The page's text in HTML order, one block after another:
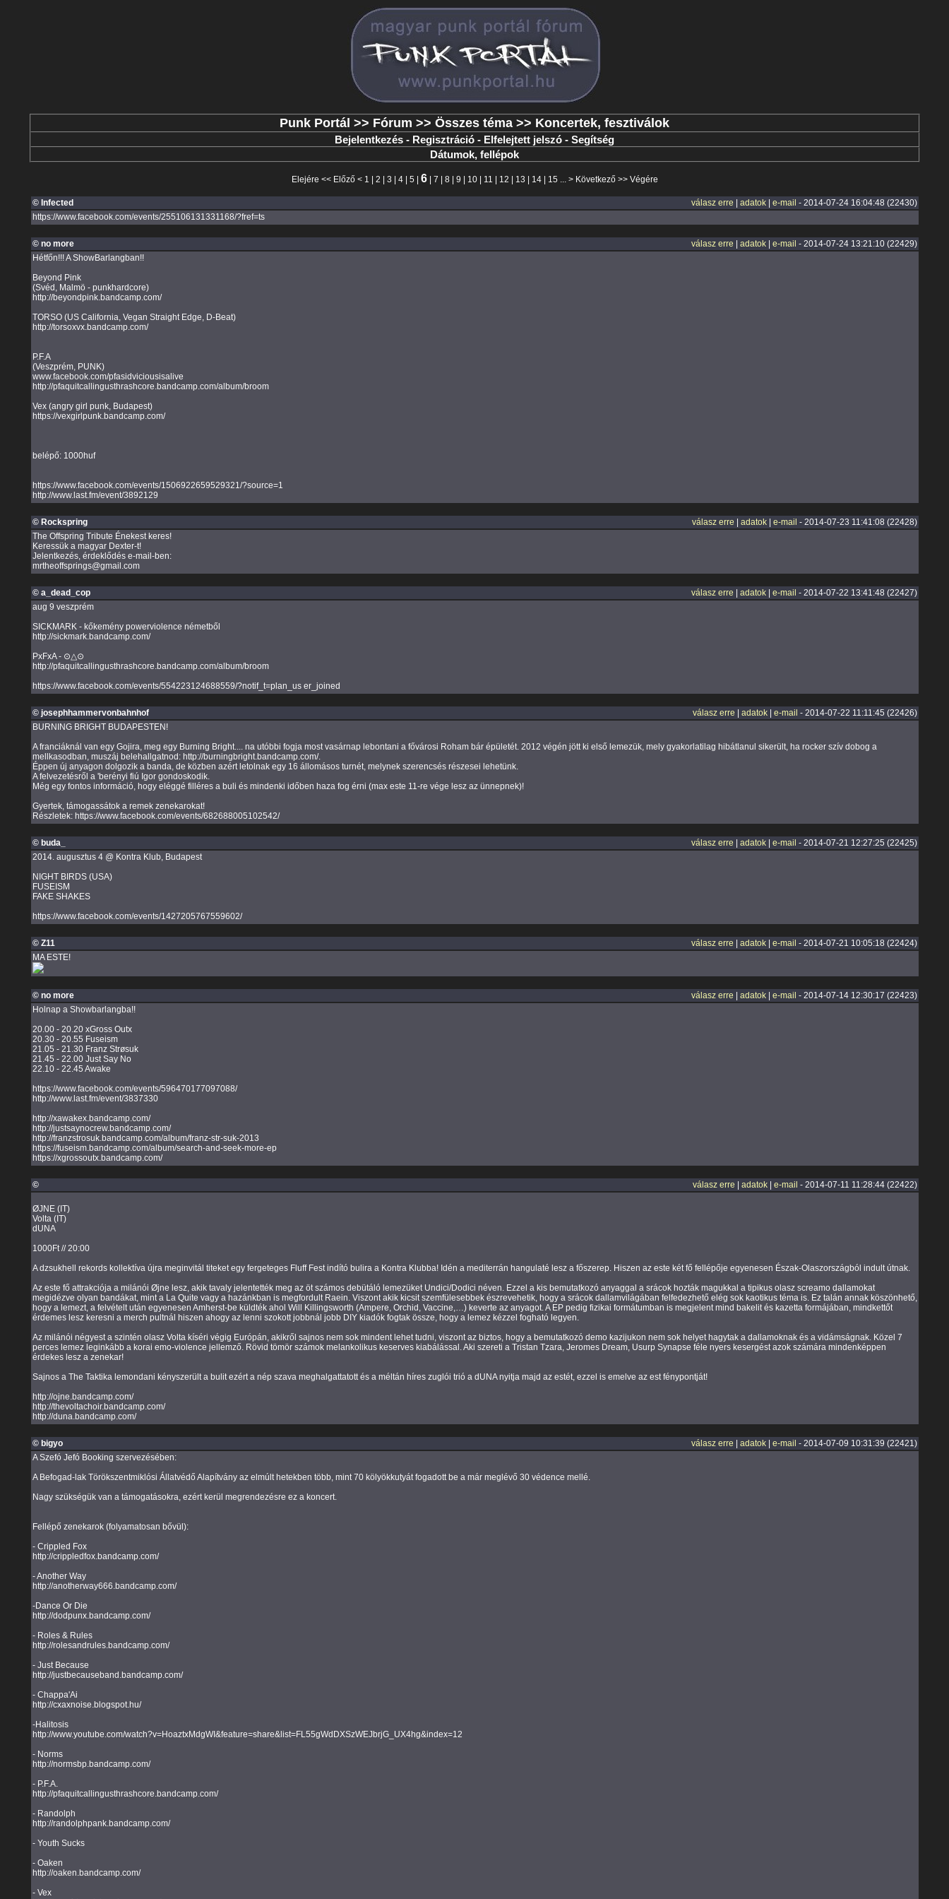
Punk Portál >> Fórum >> Összes téma >> Koncertek, fesztiválok
Bejelentkezés - Regisztráció - Elfelejtett jelszó - Segítség
Dátumok, fellépok
Elejére << Előző< 1 2 3 4| 5 6| 7 8| 9 10| 11 12 13 14| 15 ... > Következő>> Végére
© Infected válasz erre adatok| e-mail - 2014-07-24 16:04:48 (22430)
https://www.facebook.com/events/255106131331168/?fref=ts
© no more válasz erre adatok| e-mail - 2014-07-24 13:21:10 (22429)
Hétfőn!!! A ShowBarlangban!!
Beyond Pink
(Svéd, Malmö - punkhardcore)
http://beyondpink.bandcamp.com/
TORSO (US California, Vegan Straight Edge, D-Beat)
http://torsoxvx.bandcamp.com/
P.F.A
(Veszprém, PUNK)
www.facebook.com/pfasidviciousisalive
http://pfaquitcallingusthrashcore.bandcamp.com/album/broom
Vex (angry girl punk, Budapest)
https://vexgirlpunk.bandcamp.com/
belépő: 1000huf
https://www.facebook.com/events/1506922659529321/?source=1
http://www.last.fm/event/3892129
© Rockspring válasz erre adatok| e-mail - 2014-07-23 11:41:08 (22428)
The Offspring Tribute Énekest keres!
Keressük a magyar Dexter-t!
Jelentkezés, érdeklődés e-mail-ben:
mrtheoffsprings@gmail.com
© a_dead_cop válasz erre adatok| e-mail - 2014-07-22 13:41:48 (22427)
aug 9 veszprém
SICKMARK - kőkemény powerviolence németből
http://sickmark.bandcamp.com/
PxFxA - ⊙△⊙
http://pfaquitcallingusthrashcore.bandcamp.com/album/broom
https://www.facebook.com/events/554223124688559/?notif_t=plan_us er_joined
© josephhammervonbahnhof válasz erre adatok| e-mail - 2014-07-22 11:11:45 (22426)
BURNING BRIGHT BUDAPESTEN!
A franciáknál van egy Gojira, meg egy Burning Bright.... na utóbbi fogja most vasárnap lebontani a fővárosi Roham bár épületét. 2012 végén jött ki első lemezük, mely gyakorlatilag hibátlanul sikerült, ha rocker szív dobog a
mellkasodban, muszáj belehallgatnod: http://burningbright.bandcamp.com/.
Éppen új anyagon dolgozik a banda, de közben azért letolnak egy 16 állomásos turnét, melynek szerencsés részesei lehetünk.
A felvezetésről a 'berényi fiú Igor gondoskodik.
Még egy fontos információ, hogy eléggé filléres a buli és mindenki időben haza fog érni (max este 11-re vége lesz az ünnepnek)!
Gyertek, támogassátok a remek zenekarokat!
Részletek: https://www.facebook.com/events/682688005102542/
© buda_ válasz erre adatok| e-mail - 2014-07-21 12:27:25 (22425)
2014. augusztus 4 @ Kontra Klub, Budapest
NIGHT BIRDS (USA)
FUSEISM
FAKE SHAKES
https://www.facebook.com/events/1427205767559602/
© Z11 válasz erre adatok| e-mail - 2014-07-21 10:05:18 (22424)
MA ESTE!
© no more válasz erre adatok| e-mail - 2014-07-14 12:30:17 (22423)
Holnap a Showbarlangba!!
20.00 - 20.20 xGross Outx
20.30 - 20.55 Fuseism
21.05 - 21.30 Franz Strøsuk
21.45 - 22.00 Just Say No
22.10 - 22.45 Awake
https://www.facebook.com/events/596470177097088/
http://www.last.fm/event/3837330
http://xawakex.bandcamp.com/
http://justsaynocrew.bandcamp.com/
http://franzstrosuk.bandcamp.com/album/franz-str-suk-2013
https://fuseism.bandcamp.com/album/search-and-seek-more-ep
https://xgrossoutx.bandcamp.com/
© válasz erre adatok| e-mail - 2014-07-11 11:28:44 (22422)
ØJNE (IT)
Volta (IT)
dUNA
1000Ft // 20:00
A dzsukhell rekords kollektíva újra meginvitál titeket egy fergeteges Fluff Fest indító bulira a Kontra Klubba! Idén a mediterrán hangulaté lesz a főszerep. Hiszen az este két fő fellépője egyenesen Észak-Olaszországból indult útnak.
Az este fő attrakciója a milánói Øjne lesz, akik tavaly jelentették meg az öt számos debütáló lemezüket Undici/Dodici néven. Ezzel a kis bemutatkozó anyaggal a srácok hozták magukkal a tipikus olasz screamo dallamokat
megidézve olyan bandákat, mint a La Quite vagy a hazánkban is megfordult Raein. Viszont akik kicsit szemfülesebbek észrevehetik, hogy a srácok dallamvilágában felfedezhető elég sok kaotikus téma is. Ez talán annak köszönhető,
hogy a lemezt, a felvételt után egyenesen Amherst-be küldték ahol Will Killingsworth (Ampere, Orchid, Vaccine,…) keverte az anyagot. A EP pedig fizikai formátumban is megjelent mind bakelit és kazetta formájában, mindkettőt
érdemes lesz keresni a merch pultnál hiszen ahogy az lenni szokott jobbnál jobb DIY kiadók fogtak össze, hogy a lemez kézzel fogható legyen.
Az milánói négyest a szintén olasz Volta kíséri végig Európán, akikről sajnos nem sok mindent lehet tudni, viszont az biztos, hogy a bemutatkozó demo kazijukon nem sok helyet hagytak a dallamoknak és a vidámságnak. Közel 7
perces lemez leginkább a korai emo-violence jellemző. Rövid tömör számok melankolikus keserves kiabálással. Aki szereti a Tristan Tzara, Jeromes Dream, Usurp Synapse féle nyers kesergést azok számára mindenképpen
érdekes lesz a zenekar!
Sajnos a The Taktika lemondani kényszerült a bulit ezért a nép szava meghalgattatott és a méltán híres zuglói trió a dUNA nyitja majd az estét, ezzel is emelve az est fénypontját!
http://ojne.bandcamp.com/
http://thevoltachoir.bandcamp.com/
http://duna.bandcamp.com/
© bigyo válasz erre adatok| e-mail - 2014-07-09 10:31:39 (22421)
A Szefó Jefó Booking szervezésében:
A Befogad-lak Törökszentmiklósi Állatvédő Alapítvány az elmúlt hetekben több, mint 70 kölyökkutyát fogadott be a már meglévő 30 védence mellé.
Nagy szükségük van a támogatásokra, ezért kerül megrendezésre ez a koncert.
Fellépő zenekarok (folyamatosan bővül):
- Crippled Fox
http://crippledfox.bandcamp.com/
- Another Way
http://anotherway666.bandcamp.com/
-Dance Or Die
http://dodpunx.bandcamp.com/
- Roles & Rules
http://rolesandrules.bandcamp.com/
- Just Because
http://justbecauseband.bandcamp.com/
- Chappa'Ai
http://cxaxnoise.blogspot.hu/
-Halitosis
http://www.youtube.com/watch?v=HoaztxMdgWI&feature=share&list=FL55gWdDXSzWEJbrjG_UX4hg&index=12
- Norms
http://normsbp.bandcamp.com/
- P.F.A.
http://pfaquitcallingusthrashcore.bandcamp.com/
- Randolph
http://randolphpank.bandcamp.com/
- Youth Sucks
- Oaken
http://oaken.bandcamp.com/
- Vex